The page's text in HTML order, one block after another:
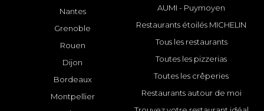
Nantes
Grenoble
Rouen
Dijon
Bordeaux
Montpellier
AUMI - Puymoyen
Restaurants étoilés MICHELIN
Tous les restaurants
Toutes les pizzerias
Toutes les crêperies
Restaurants autour de moi